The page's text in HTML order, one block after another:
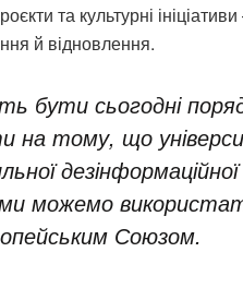
та культурні
й відновлення.
бути сьогодні
на тому, що
дезінформаційної
можемо
Союзом.